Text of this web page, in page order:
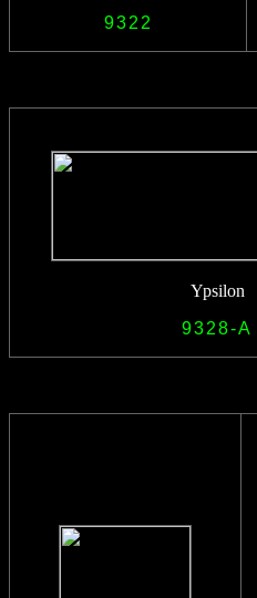
9322
Ypsilon
9328-A